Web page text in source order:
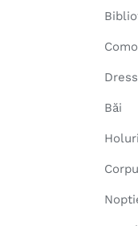
Băi
Holuri